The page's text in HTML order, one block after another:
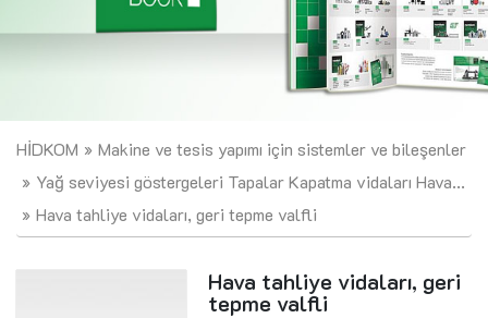
HİDKOM
Makine ve tesis yapımı için sistemler ve bileşenler
Yağ seviyesi göstergeleri Tapalar Kapatma vidaları Hava...
Hava tahliye vidaları, geri tepme valfli
Hava tahliye vidaları, geri
tepme valfli